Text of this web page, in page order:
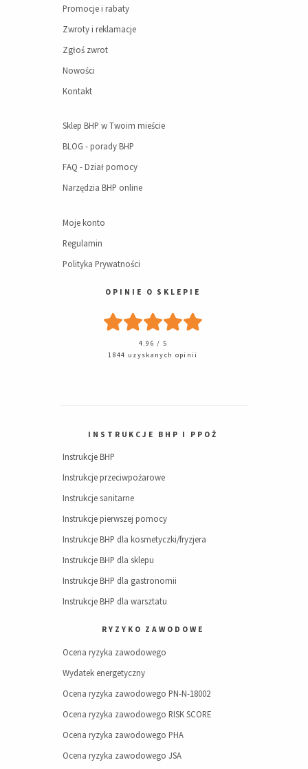
Promocje i rabaty
Zwroty i reklamacje
Zgłoś zwrot
Nowości
Kontakt
Sklep BHP w Twoim mieście
BLOG - porady BHP
FAQ - Dział pomocy
Narzędzia BHP online
Moje konto
Regulamin
Polityka Prywatności
OPINIE O SKLEPIE
4.96 / 5
1844 uzyskanych opinii
INSTRUKCJE BHP I PPOŻ
Instrukcje BHP
Instrukcje przeciwpożarowe
Instrukcje sanitarne
Instrukcje pierwszej pomocy
Instrukcje BHP dla kosmetyczki/fryzjera
Instrukcje BHP dla sklepu
Instrukcje BHP dla gastronomii
Instrukcje BHP dla warsztatu
RYZYKO ZAWODOWE
Ocena ryzyka zawodowego
Wydatek energetyczny
Ocena ryzyka zawodowego PN-N-18002
Ocena ryzyka zawodowego RISK SCORE
Ocena ryzyka zawodowego PHA
Ocena ryzyka zawodowego JSA